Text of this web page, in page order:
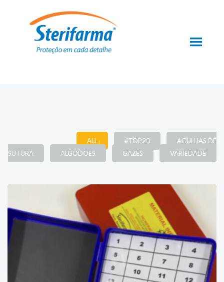
ALL #TOP20
AGULHAS DE
SUTURA
ALGODÕES GAZES VARIEDADE